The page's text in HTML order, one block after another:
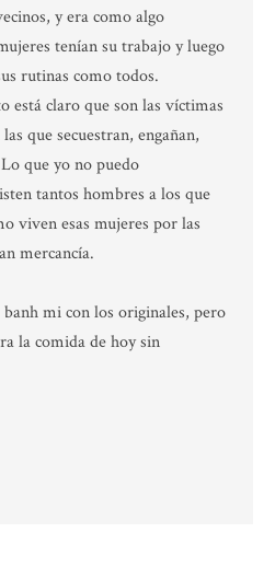
y era como algo
tenían su trabajo y luego
rutinas como todos.
está claro que son las víctimas
que secuestran, engañan,
que yo no puedo
tantos hombres a los que
viven esas mujeres por las
mercancía.
mi con los originales, pero
la comida de hoy sin